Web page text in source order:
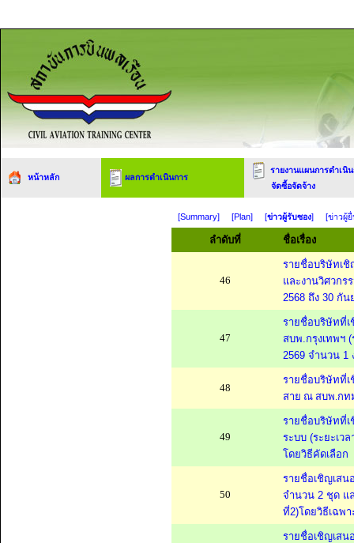
หน้าหลัก ผลการดำเนินการ
รายงานแผนการดำเนิ
จัดซื้อจัดจ้าง
[Summary] [Plan] [ข่าวผู้รับซอง] [ข่าวผู้
ลำดับที่ ชื่อเรื่อง
46
รายชื่อบริษัทเชิ
และงานวิศวกร
2568 ถึง 30 กั
47
รายชื่อบริษัทที่เ
สบพ.กรุงเทพฯ
2569 จำนวน 1
48
รายชื่อบริษัทที่เ
สาย ณ สบพ.กท
49
รายชื่อบริษัทที่เ
ระบบ (ระยะเว
โดยวิธีคัดเลือก
50
รายชื่อเชิญเสน
จำนวน 2 ชุด แ
ที่2)โดยวิธีเฉพา
รายชื่อเชิญเสน